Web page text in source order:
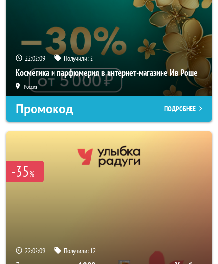
22:02:08 Получили:2
Косметика и парфюмерия в интернет-магазине Ив Роше
Россия
Промокод ПОДРОБНЕЕ
-35%
22:02:08 Получили: 12